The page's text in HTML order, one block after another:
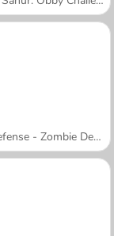
World Z Defense - Zombie Defense